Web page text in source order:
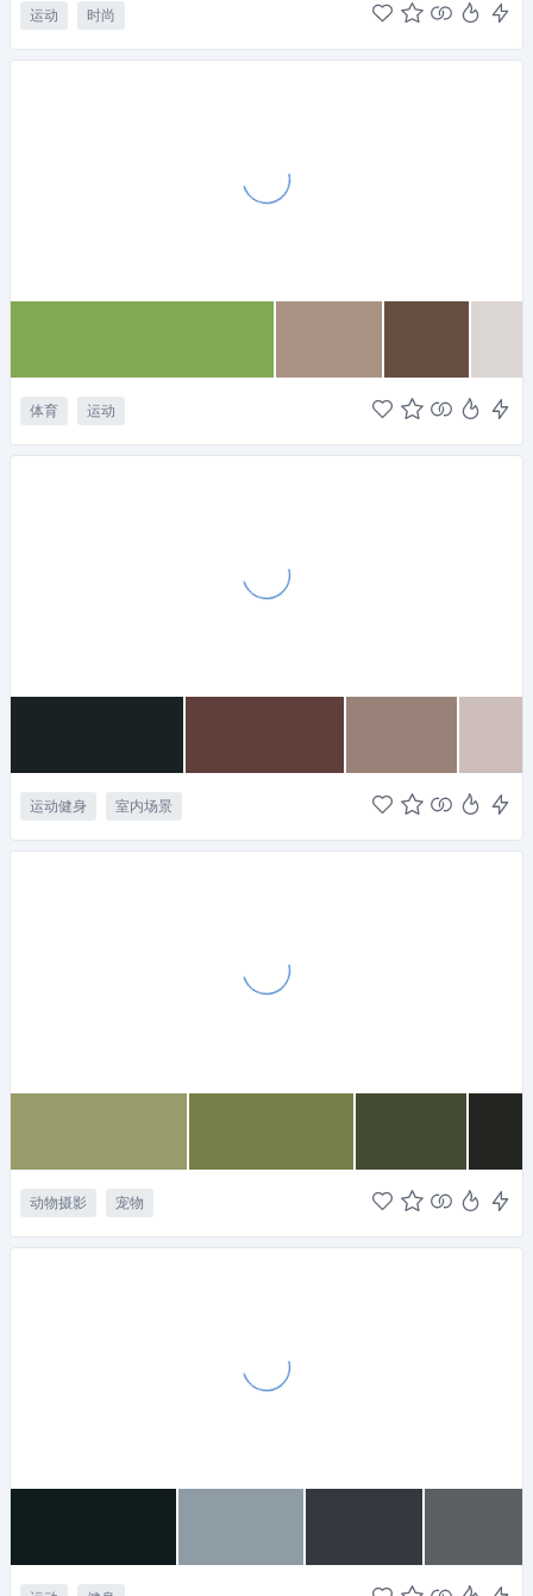
运动 时尚
体育 运动
运动健身 室内场景
动物摄影 宠物